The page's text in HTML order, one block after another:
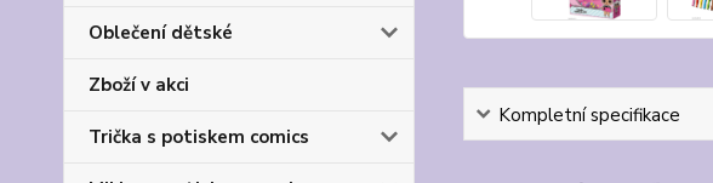
Oblečení dětské
Zboží v akci
Trička s potiskem comics
Kompletní specifikace